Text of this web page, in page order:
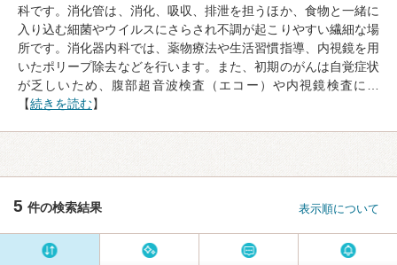
科です。消化管は、消化、吸収、排泄を担うほか、食物と一緒に
入り込む細菌やウイルスにさらされ不調が起こりやすい繊細な場
所です。消化器内科では、薬物療法や生活習慣指導、内視鏡を用
いたポリープ除去などを行います。また、初期のがんは自覚症状
が乏しいため、腹部超音波検査（エコー）や内視鏡検査に…
【続きを読む】
5 件の検索結果 表示順について